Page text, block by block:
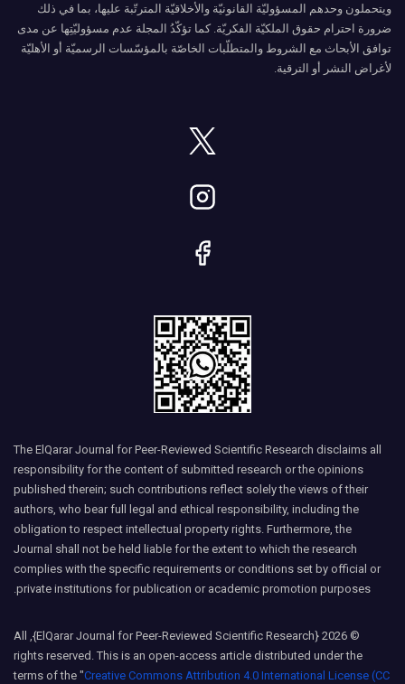
ويتحملون وحدهم المسؤوليّة القانونيّة والأخلاقيّة المترتّبة عليها، بما في ذلك
ضرورة احترام حقوق الملكيّة الفكريّة. كما تؤكّدُ المجلة عدم مسؤوليّتِها عن مدى
توافق الأبحاث مع الشروط والمتطلّبات الخاصّة بالمؤسّسات الرسميّة أو الأهليّة
لأغراض النشر أو الترقية.
The ElQarar Journal for Peer-Reviewed Scientific Research disclaims all
responsibility for the content of submitted research or the opinions
published therein; such contributions reflect solely the views of their
authors, who bear full legal and ethical responsibility, including the
obligation to respect intellectual property rights. Furthermore, the
Journal shall not be held liable for the extent to which the research
complies with the specific requirements or conditions set by official or
private institutions for publication or academic promotion purposes.
© 2026 {ElQarar Journal for Peer-Reviewed Scientific Research}, All
rights reserved. This is an open-access article distributed under the
terms of the "Creative Commons Attribution 4.0 International License (CC